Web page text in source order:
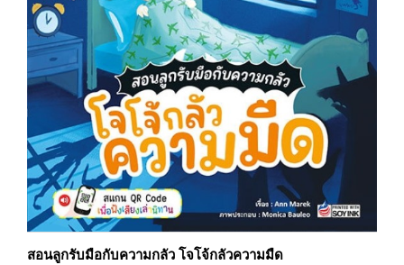
สอนลูกรับมือกับความกลัว โจโจ้กลัวความมืด